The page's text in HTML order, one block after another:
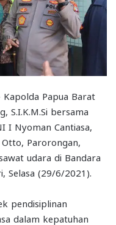
Kapolda Papua Barat
S.I.K.M.Si bersama
I Nyoman Cantiasa,
Parorongan,
udara di Bandara
Selasa (29/6/2021).
pendisiplinan
dalam kepatuhan